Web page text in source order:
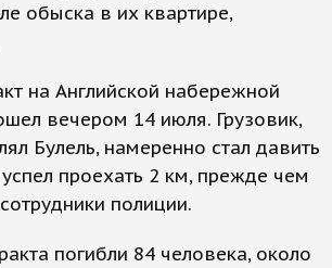
обыска в их квартире,
на Английской набережной
вечером 14 июля. Грузовик,
Булель, намеренно стал давить
проехать 2 км, прежде чем
полиции.
погибли 84 человека, около